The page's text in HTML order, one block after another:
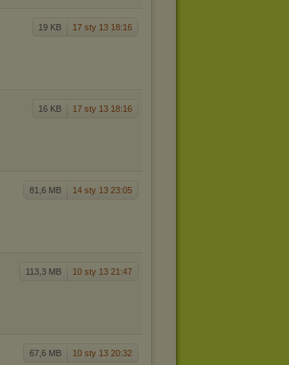
19 KB 17 sty 13 18:16
16 KB 17 sty 13 18:16
81,6 MB 14 sty 13 23:05
113,3 MB 10 sty 13 21:47
67,6 MB 10 sty 13 20:32